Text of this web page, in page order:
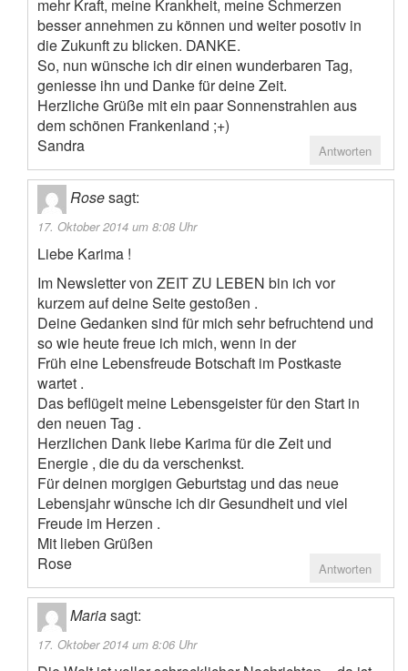
mehr Kraft, meine Krankheit, meine Schmerzen
besser annehmen zu können und weiter posotiv in
die Zukunft zu blicken. DANKE.
So, nun wünsche ich dir einen wunderbaren Tag,
geniesse ihn und Danke für deine Zeit.
Herzliche Grüße mit ein paar Sonnenstrahlen aus
dem schönen Frankenland ;+)
Sandra
Antworten
Rosesagt:
17. Oktober 2014 um 8:08 Uhr
Liebe Karima !
Im Newsletter von ZEIT ZU LEBEN bin ich vor
kurzem auf deine Seite gestoßen .
Deine Gedanken sind für mich sehr befruchtend und
so wie heute freue ich mich, wenn in der
Früh eine Lebensfreude Botschaft im Postkaste
wartet .
Das beflügelt meine Lebensgeister für den Start in
den neuen Tag .
Herzlichen Dank liebe Karima für die Zeit und
Energie , die du da verschenkst.
Für deinen morgigen Geburtstag und das neue
Lebensjahr wünsche ich dir Gesundheit und viel
Freude im Herzen .
Mit lieben Grüßen
Rose
Antworten
Mariasagt:
17. Oktober 2014 um 8:06 Uhr